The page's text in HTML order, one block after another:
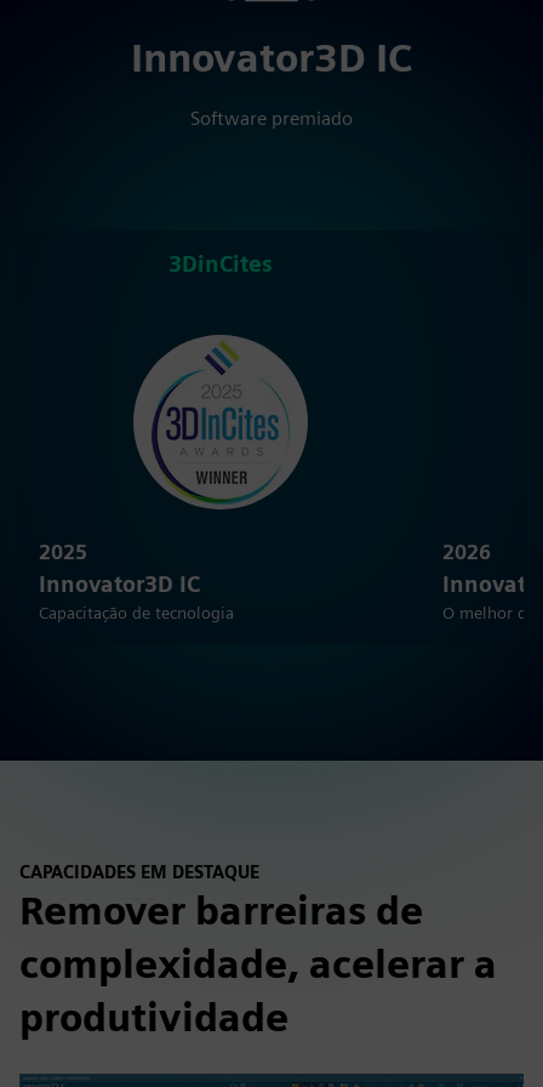
Innovator3D IC
Software premiado
3DinCites
2025
Innovator3D IC
Capacitação de tecnologia
2026
O melhor do
CAPACIDADES EM DESTAQUE
Remover barreiras de
complexidade, acelerar a
produtividade